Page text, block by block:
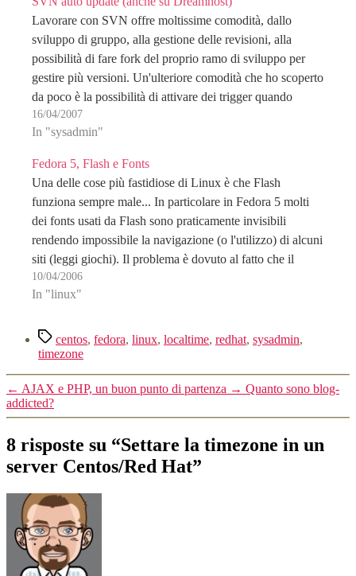
Lavorare con SVN offre moltissime comodità, dallo
sviluppo di gruppo, alla gestione delle revisioni, alla
possibilità di fare fork del proprio ramo di sviluppo per
gestire più versioni. Un'ulteriore comodità che ho scoperto
da poco è la possibilità di attivare dei trigger quando
vengono compiute particolari azioni (ad esempio un…
16/04/2007
In "sysadmin"
Fedora 5, Flash e Fonts
Una delle cose più fastidiose di Linux è che Flash
funziona sempre male... In particolare in Fedora 5 molti
dei fonts usati da Flash sono praticamente invisibili
rendendo impossibile la navigazione (o l'utilizzo) di alcuni
siti (leggi giochi). Il problema è dovuto al fatto che il
pacchetto contenente questo software…
10/04/2006
In "linux"
Tag centos, fedora, linux, localtime, redhat, sysadmin,
timezone
← AJAX e PHP, un buon punto di partenza → Quanto sono blog-
addicted?
8 risposte su “Settare la timezone in un
server Centos/Red Hat”